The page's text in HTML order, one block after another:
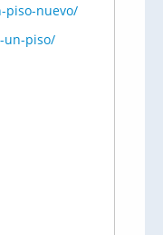
piso-nuevo/
un-piso/